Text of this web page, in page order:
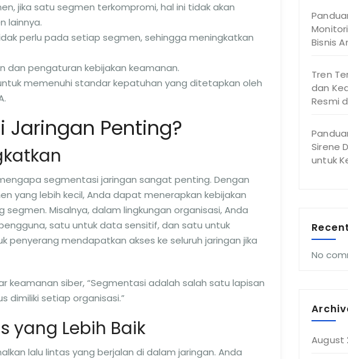
jika satu segmen terkompromi, hal ini tidak akan
lainnya.
perlu pada setiap segmen, sehingga meningkatkan
dan pengaturan kebijakan keamanan.
memenuhi standar kepatuhan yang ditetapkan oleh
Penting?
segmentasi jaringan sangat penting. Dengan
yang lebih kecil, Anda dapat menerapkan kebijakan
Misalnya, dalam lingkungan organisasi, Anda
satu untuk data sensitif, dan satu untuk
penyerang mendapatkan akses ke seluruh jaringan jika
keamanan siber, “Segmentasi adalah salah satu lapisan
dimiliki setiap organisasi.”
yang Lebih Baik
lalu lintas yang berjalan di dalam jaringan. Anda
Bisnis
Tren
dan
Resmi
Sirene
untuk
No
August